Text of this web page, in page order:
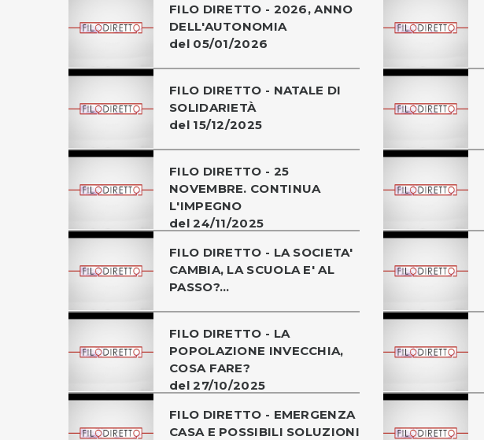
FILO DIRETTO - 2026, ANNO
DELL'AUTONOMIA
del 05/01/2026
FILO DIRETTO - NATALE DI
SOLIDARIETÀ
del 15/12/2025
FILO DIRETTO - 25
NOVEMBRE. CONTINUA
L'IMPEGNO
del 24/11/2025
FILO DIRETTO - LA SOCIETA'
CAMBIA, LA SCUOLA E' AL
PASSO?...
FILO DIRETTO - LA
POPOLAZIONE INVECCHIA,
COSA FARE?
del 27/10/2025
FILO DIRETTO - EMERGENZA
CASA E POSSIBILI SOLUZIONI